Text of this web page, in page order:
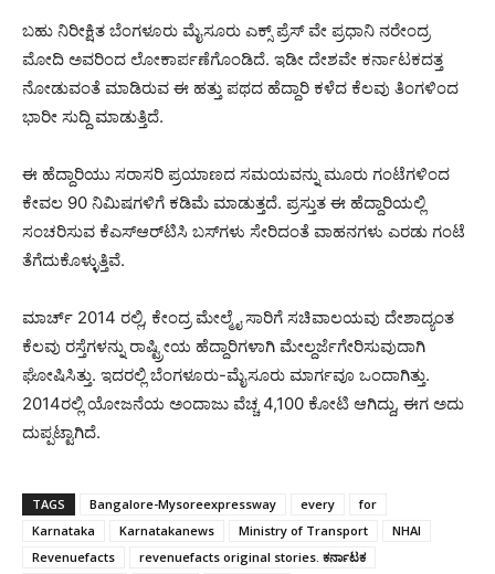
ಬಹು ನಿರೀಕ್ಷಿತ ಬೆಂಗಳೂರು ಮೈಸೂರು ಎಕ್ಸ್ ಪ್ರೆಸ್ ವೇ ಪ್ರಧಾನಿ ನರೇಂದ್ರ
ಮೋದಿ ಅವರಿಂದ ಲೋಕಾರ್ಪಣೆಗೊಂಡಿದೆ. ಇಡೀ ದೇಶವೇ ಕರ್ನಾಟಕದತ್ತ
ನೋಡುವಂತೆ ಮಾಡಿರುವ ಈ ಹತ್ತು ಪಥದ ಹೆದ್ದಾರಿ ಕಳೆದ ಕೆಲವು ತಿಂಗಳಿಂದ
ಭಾರೀ ಸುದ್ದಿ ಮಾಡುತ್ತಿದೆ.
ಈ ಹೆದ್ದಾರಿಯು ಸರಾಸರಿ ಪ್ರಯಾಣದ ಸಮಯವನ್ನು ಮೂರು ಗಂಟೆಗಳಿಂದ
ಕೇವಲ 90 ನಿಮಿಷಗಳಿಗೆ ಕಡಿಮೆ ಮಾಡುತ್ತದೆ. ಪ್ರಸ್ತುತ ಈ ಹೆದ್ದಾರಿಯಲ್ಲಿ
ಸಂಚರಿಸುವ ಕೆಎಸ್‌ಆರ್‌ಟಿಸಿ ಬಸ್‌ಗಳು ಸೇರಿದಂತೆ ವಾಹನಗಳು ಎರಡು ಗಂಟೆ
ತೆಗೆದುಕೊಳ್ಳುತ್ತಿವೆ.
ಮಾರ್ಚ್ 2014 ರಲ್ಲಿ, ಕೇಂದ್ರ ಮೇಲ್ಮೈ ಸಾರಿಗೆ ಸಚಿವಾಲಯವು ದೇಶಾದ್ಯಂತ
ಕೆಲವು ರಸ್ತೆಗಳನ್ನು ರಾಷ್ಟ್ರೀಯ ಹೆದ್ದಾರಿಗಳಾಗಿ ಮೇಲ್ದರ್ಜೆಗೇರಿಸುವುದಾಗಿ
ಘೋಷಿಸಿತ್ತು. ಇದರಲ್ಲಿ ಬೆಂಗಳೂರು-ಮೈಸೂರು ಮಾರ್ಗವೂ ಒಂದಾಗಿತ್ತು.
2014ರಲ್ಲಿ ಯೋಜನೆಯ ಅಂದಾಜು ವೆಚ್ಚ 4,100 ಕೋಟಿ ಆಗಿದ್ದು, ಈಗ ಅದು
ದುಪ್ಪಟ್ಟಾಗಿದೆ.
TAGS Bangalore-Mysoreexpressway every
for
Karnataka
Karnatakanews Ministry of Transport
NHAI
Revenuefacts
revenuefacts original stories. ಕರ್ನಾಟಕ